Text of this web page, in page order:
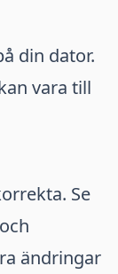
din dator.
vara till
Se
ändringar